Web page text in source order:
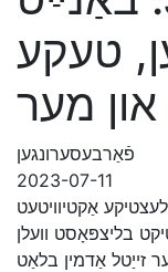
טעקע
און מער
פֿאַרבעסערונגען
2023-07-11
בליצפּאָסט וועלן
זייַטל אַדמין בלאַט